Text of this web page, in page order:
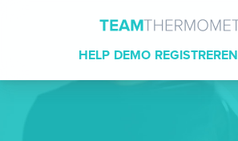
HELP DEMO REGISTREREN